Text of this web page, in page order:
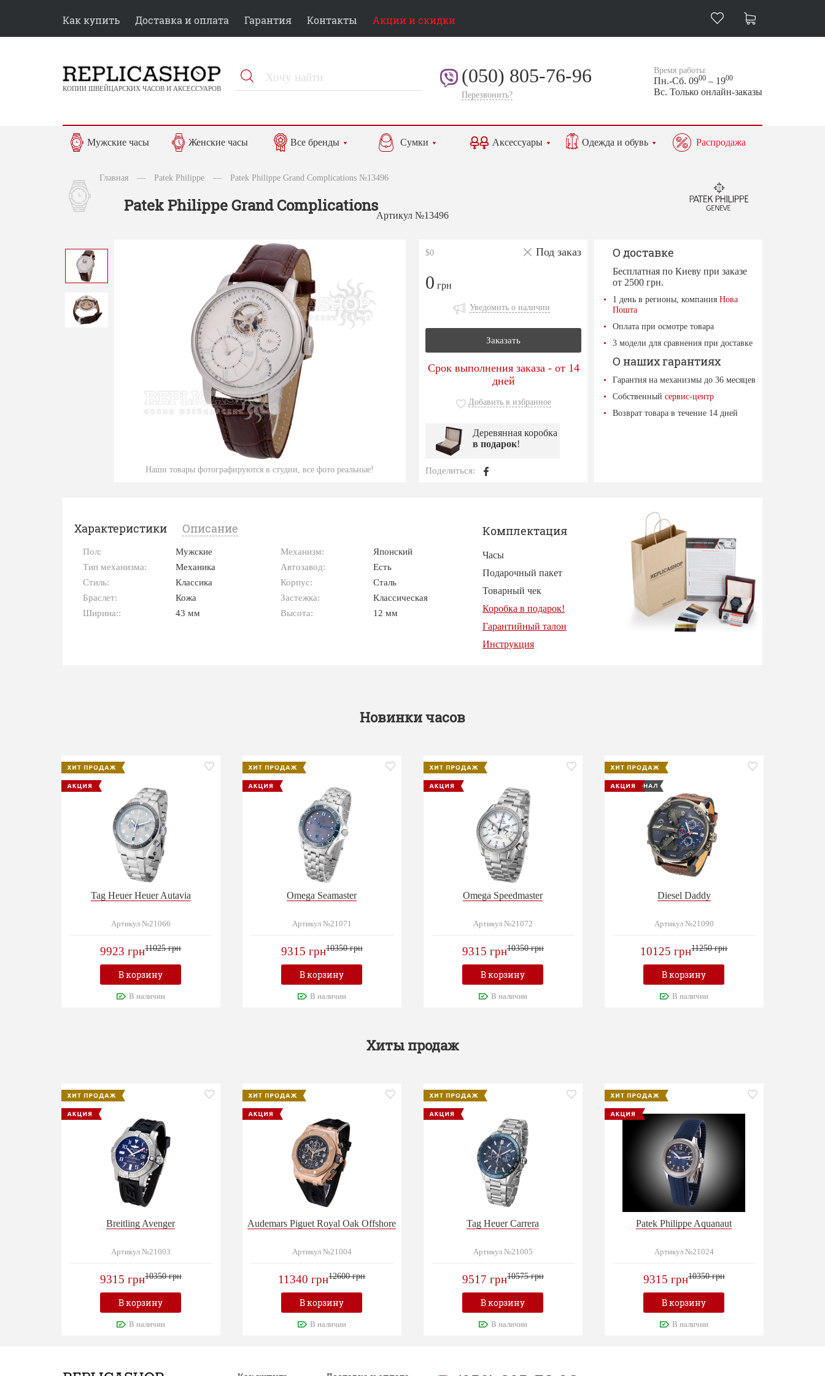
Как купить Доставка и оплата Гарантия Контакты Акции и скидки
КОПИИ ШВЕЙЦАРСКИХ ЧАСОВ И АКСЕССУАРОВ
(050) 805-76-96
Перезвонить?
Время работы:
Пн.-Сб. 0900 – 1900
Вс. Только онлайн-заказы
Мужские часы Женские часы Все бренды Сумки Аксессуары Одежда и обувь Распродажа
Главная — Patek Philippe — Patek Philippe Grand Complications №13496
Patek Philippe Grand Complications
Артикул №13496
Наши товары фотографируются в студии, все фото реальные!
$0 Под заказ
0 грн
Уведомить о наличии
Заказать
Срок выполнения заказа - от 14
дней
Добавить в избранное
Деревянная коробка
в подарок!
Поделиться:
О доставке
Бесплатная по Киеву при заказе
от 2500 грн.
1 день в регионы, компанияНова
Пошта
Оплата при осмотре товара
3 модели для сравнения при доставке
О наших гарантиях
Гарантия на механизмы до 36 месяцев
Собственныйсервис-центр
Возврат товара в течение 14 дней
Характеристики Описание
Пол: Мужские Механизм:
Японский
Тип механизма:
Механика Автозавод:
Есть
Стиль:
Классика Корпус:
Сталь
Браслет:
Кожа Застежка:
Классическая
Ширина::
43 мм Высота: 12 мм
Комплектация
Часы
Подарочный пакет
Товарный чек
Коробка в подарок!
Гарантийный талон
Инструкция
Новинки часов
Tag Heuer Heuer Autavia
Артикул №21066
9923 грн11025 грн
В корзину
В наличии
Omega Seamaster
Артикул №21071
9315 грн10350 грн
В корзину
В наличии
Omega Speedmaster
Артикул №21072
9315 грн10350 грн
В корзину
В наличии
Diesel Daddy
Артикул №21090
10125 грн11250 грн
В корзину
В наличии
Хиты продаж
Breitling Avenger
Артикул №21003
9315 грн10350 грн
В корзину
В наличии
Audemars Piguet Royal Oak Offshore
Артикул №21004
11340 грн12600 грн
В корзину
В наличии
Tag Heuer Carrera
Артикул №21005
9517 грн10575 грн
В корзину
В наличии
Patek Philippe Aquanaut
Артикул №21024
9315 грн10350 грн
В корзину
В наличии